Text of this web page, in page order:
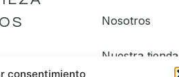
consentimiento
Nosotros
Nuestra tienda